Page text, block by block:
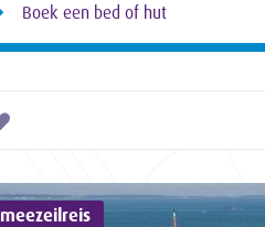
Boek een bed of hut
meezeilreis